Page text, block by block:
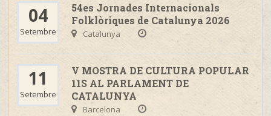
04
Setembre
54es Jornades Internacionals
Folklòriques de Catalunya 2026
Catalunya
11
Setembre
V MOSTRA DE CULTURA POPULAR
11S AL PARLAMENT DE
CATALUNYA
Barcelona